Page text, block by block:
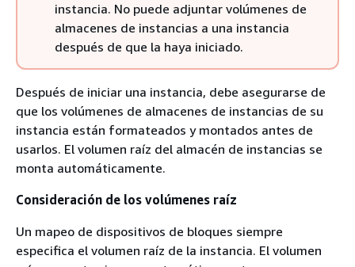
instancia. No puede adjuntar volúmenes de
almacenes de instancias a una instancia
después de que la haya iniciado.
Después de iniciar una instancia, debe asegurarse de
que los volúmenes de almacenes de instancias de su
instancia están formateados y montados antes de
usarlos. El volumen raíz del almacén de instancias se
monta automáticamente.
Consideración de los volúmenes raíz
Un mapeo de dispositivos de bloques siempre
especifica el volumen raíz de la instancia. El volumen